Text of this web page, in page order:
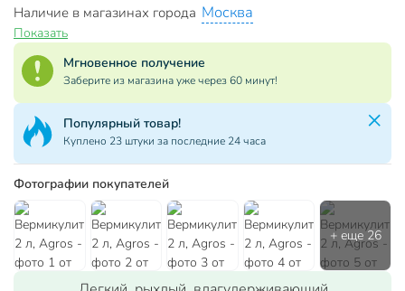
Наличие в магазинах города Москва
Показать
Мгновенное получение
Заберите из магазина уже через 60 минут!
Популярный товар!
Куплено 23 штуки за последние 24 часа
Фотографии покупателей